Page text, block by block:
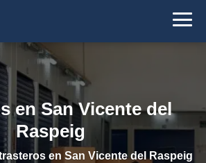
en San Vicente del
Raspeig
en San Vicente del Raspeig